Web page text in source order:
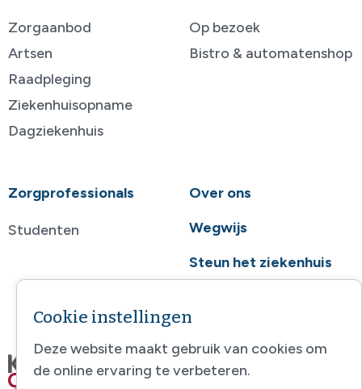
Zorgaanbod
Artsen
Raadpleging
Ziekenhuisopname
Dagziekenhuis
Op bezoek
Bistro & automatenshop
Zorgprofessionals
Studenten
Over ons
Wegwijs
Steun het ziekenhuis
Cookie instellingen
Deze website maakt gebruik van cookies om
de online ervaring te verbeteren.